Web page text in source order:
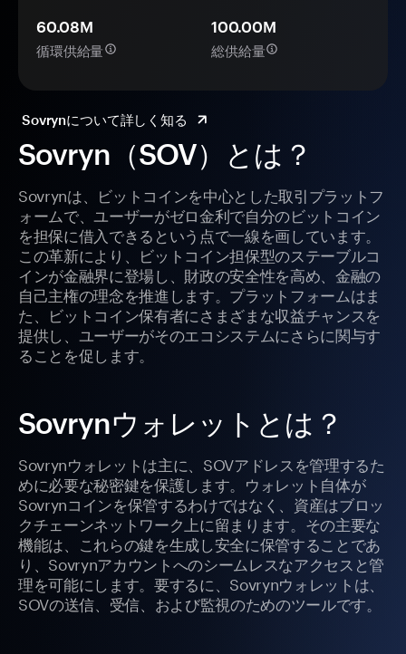
Sovryn（SOV）とは？
Sovrynは、ビットコインを中心とした取引プラットフ
ォームで、ユーザーがゼロ金利で自分のビットコイン
を担保に借入できるという点で一線を画しています。
この革新により、ビットコイン担保型のステーブルコ
インが金融界に登場し、財政の安全性を高め、金融の
自己主権の理念を推進します。プラットフォームはま
た、ビットコイン保有者にさまざまな収益チャンスを
提供し、ユーザーがそのエコシステムにさらに関与す
ることを促します。
Sovrynウォレットとは？
Sovrynウォレットは主に、SOVアドレスを管理するた
めに必要な秘密鍵を保護します。ウォレット自体が
Sovrynコインを保管するわけではなく、資産はブロッ
クチェーンネットワーク上に留まります。その主要な
機能は、これらの鍵を生成し安全に保管することであ
り、Sovrynアカウントへのシームレスなアクセスと管
理を可能にします。要するに、Sovrynウォレットは、
SOVの送信、受信、および監視のためのツールです。
60.08M
循環供給量
100.00M
総供給量
Sovrynについて詳しく知る